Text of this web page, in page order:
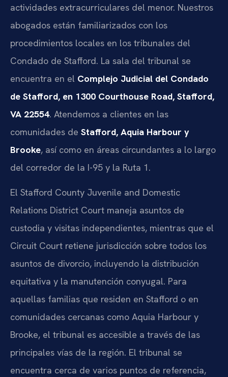
actividades extracurriculares del menor. Nuestros
abogados están familiarizados con los
procedimientos locales en los tribunales del
Condado de Stafford. La sala del tribunal se
encuentra en el Complejo Judicial del Condado
de Stafford, en 1300 Courthouse Road, Stafford,
VA 22554. Atendemos a clientes en las
comunidades de Stafford, Aquia Harbour y
Brooke, así como en áreas circundantes a lo largo
del corredor de la I-95 y la Ruta 1.
El Stafford County Juvenile and Domestic
Relations District Court maneja asuntos de
custodia y visitas independientes, mientras que el
Circuit Court retiene jurisdicción sobre todos los
asuntos de divorcio, incluyendo la distribución
equitativa y la manutención conyugal. Para
aquellas familias que residen en Stafford o en
comunidades cercanas como Aquia Harbour y
Brooke, el tribunal es accesible a través de las
principales vías de la región. El tribunal se
encuentra cerca de varios puntos de referencia,